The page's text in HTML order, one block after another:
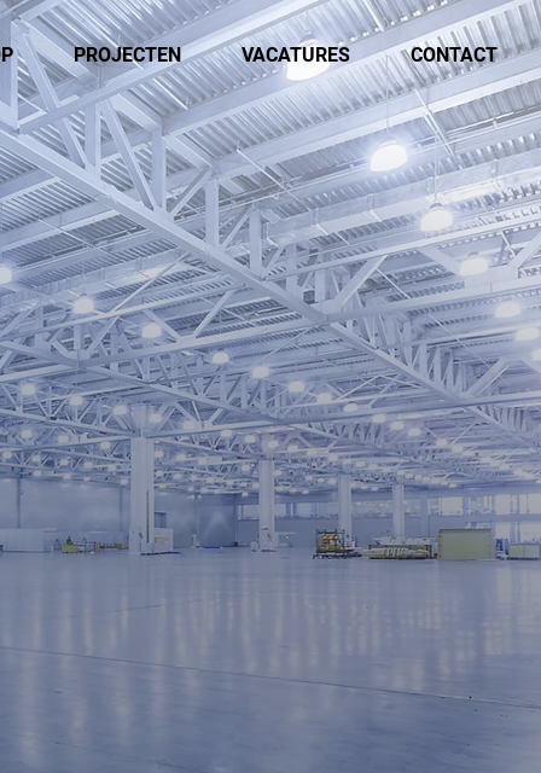
PROJECTEN VACATURES CONTACT